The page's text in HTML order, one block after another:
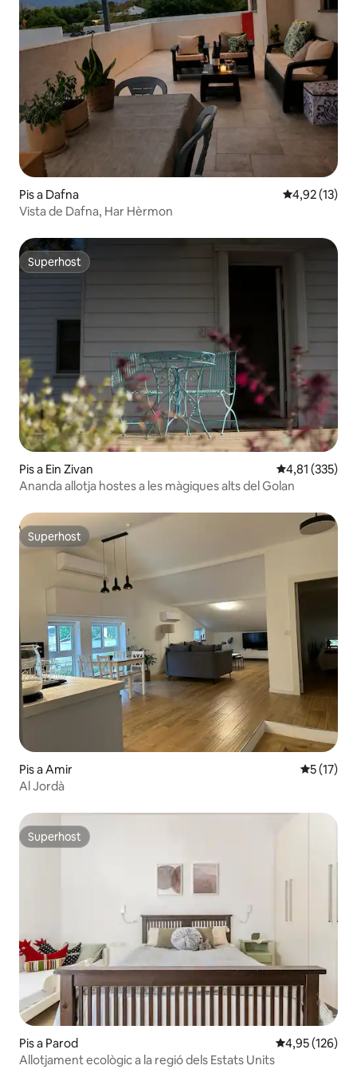
Pis a Dafna 4,92 de
4,92 (13)
Vista de Dafna, Har Hèrmon
Superhost
Superhost
Pis a Ein Zivan 4,81 de
4,81 (335)
Ananda allotja hostes a les màgiques alts del Golan
Superhost
Superhost
Pis a Amir 5 de
5 (17)
Al Jordà
Superhost
Superhost
Pis a Parod 4,95 de
4,95 (126)
Allotjament ecològic a la regió dels Estats Units